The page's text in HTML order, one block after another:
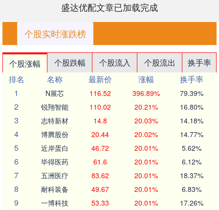
盛达优配文章已加载完成
个股实时涨跌榜
个股涨幅 个股跌幅 个股流入 个股流出
换手率
排名
名称 最新价 涨幅
换手率
1
N展芯 116.52 396.89% 79.39%
2 锐翔智能 110.02 20.21% 16.80%
3 志特新材 14.8 20.03% 14.18%
4 博腾股份 20.44 20.02% 14.77%
5 近岸蛋白 46.72 20.01% 5.62%
6 毕得医药 61.6 20.01% 6.12%
7 五洲医疗 83.62 20.01% 18.37%
8 耐科装备 49.67 20.01% 6.83%
9 一博科技 53.33 20.01% 17.26%